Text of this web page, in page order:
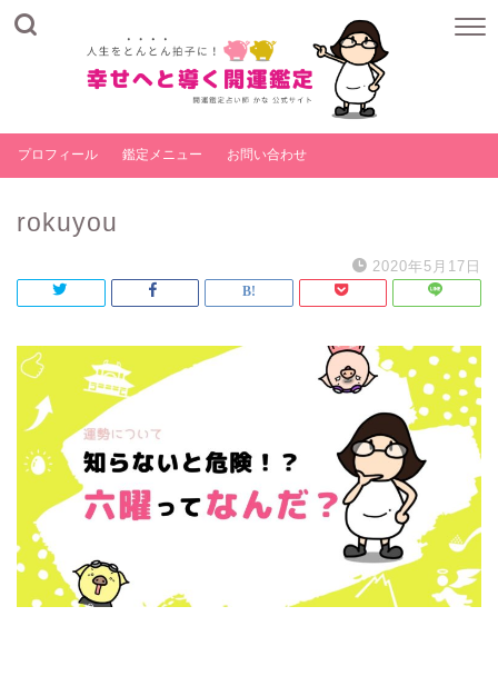
プロフィール 鑑定メニュー お問い合わせ
rokuyou
2020年5月17日